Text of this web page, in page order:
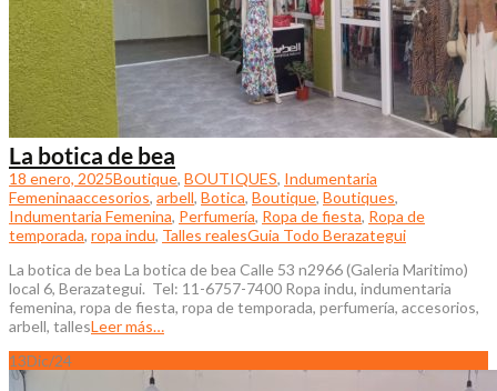
La botica de bea
18 enero, 2025Boutique, BOUTIQUES, Indumentaria
Femeninaaccesorios, arbell, Botica, Boutique, Boutiques,
Indumentaria Femenina, Perfumería, Ropa de fiesta, Ropa de
temporada, ropa indu, Talles realesGuia Todo Berazategui
La botica de bea La botica de bea Calle 53 n2966 (Galeria Maritimo)
local 6, Berazategui. Tel: 11-6757-7400 Ropa indu, indumentaria
femenina, ropa de fiesta, ropa de temporada, perfumería, accesorios,
arbell, tallesLeer más…
13Dic/24